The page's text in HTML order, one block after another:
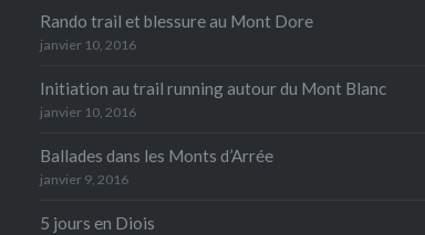
Rando trail et blessure au Mont Dore
janvier 10, 2016
Initiation au trail running autour du Mont Blanc
janvier 10, 2016
Ballades dans les Monts d’Arrée
janvier 9, 2016
5 jours en Diois